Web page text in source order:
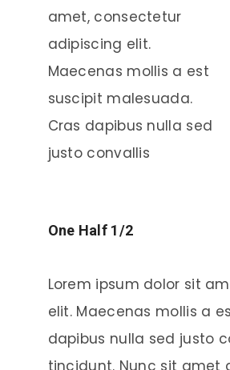
amet, consectetur
adipiscing elit.
Maecenas mollis a est
suscipit malesuada.
Cras dapibus nulla sed
justo convallis
One Half 1/2
Lorem ipsum dolor sit
elit. Maecenas mollis a
dapibus nulla sed justo
tincidunt. Nunc sit amet